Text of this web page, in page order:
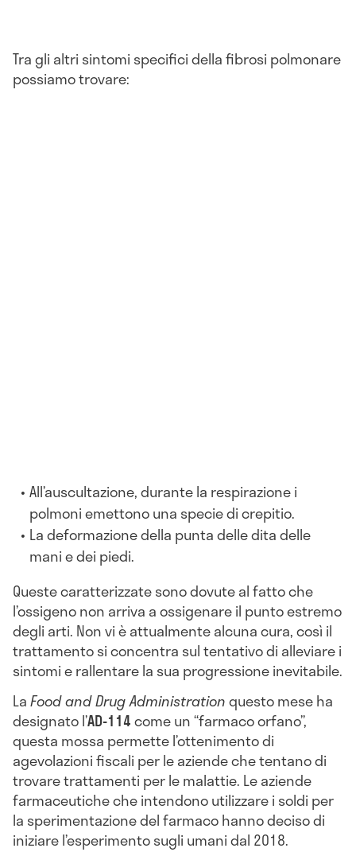
Tra gli altri sintomi specifici della fibrosi polmonare
possiamo trovare:
All’auscultazione, durante la respirazione i
polmoni emettono una specie di crepitio.
La deformazione della punta delle dita delle
mani e dei piedi.
Queste caratterizzate sono dovute al fatto che
l’ossigeno non arriva a ossigenare il punto estremo
degli arti. Non vi è attualmente alcuna cura, così il
trattamento si concentra sul tentativo di alleviare i
sintomi e rallentare la sua progressione inevitabile.
LaFood and Drug Administrationquesto mese ha
designato l’AD-114come un “farmaco orfano”,
questa mossa permette l’ottenimento di
agevolazioni fiscali per le aziende che tentano di
trovare trattamenti per le malattie. Le aziende
farmaceutiche che intendono utilizzare i soldi per
la sperimentazione del farmaco hanno deciso di
iniziare l’esperimento sugli umani dal 2018.